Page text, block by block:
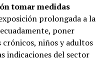
tomar medidas
prolongada a la
poner
crónicos, niños y adultos
indicaciones del sector